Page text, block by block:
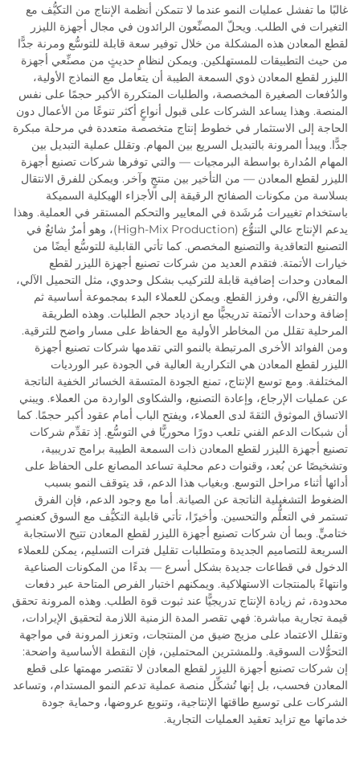
غالبًا ما تفشل عمليات النمو عندما لا تتمكن أنظمة الإنتاج من التكيُّف مع
التغيرات في الطلب. ويحلّ المصنِّعون الرائدون في مجال أجهزة الليزر
لقطع المعادن هذه المشكلة من خلال توفير سعة قابلة للتوسُّع ومرنة جدًّا
من حيث التطبيقات للمستهلكين. ويمكن لنظامٍ حديثٍ من مصنِّعي أجهزة
الليزر لقطع المعادن ذوي السمعة الطيبة أن يتعامل مع النماذج الأولية،
والدُفعات الصغيرة المخصصة، والطلبات المتكررة الأكبر حجمًا على نفس
المنصة. وهذا يساعد الشركات على قبول أنواعٍ أكثر تنوعًا من الأعمال دون
الحاجة إلى الاستثمار في خطوط إنتاج متخصصة متعددة في مرحلة مبكرة
جدًّا. ويبدأ المرونة بالتبديل السريع بين المهام. وتقلل عملية التبديل بين
المهام المُدارة بواسطة البرمجيات — والتي توفرها شركات تصنيع أجهزة
الليزر لقطع المعادن — من التأخير بين منتجٍ وآخر. ويمكن للفرق الانتقال
بسلاسة من مكونات الصفائح الرقيقة إلى الأجزاء الهيكلية السميكة
باستخدام تغييرات مُرشَدة في المعايير والتحكم المستقر في العملية. وهذا
يدعم الإنتاج عالي التنوُّع (High-Mix Production)، وهو أمرٌ شائعٌ في
التصنيع التعاقدية والتصنيع المخصص. كما تأتي القابلية للتوسُّع أيضًا من
خيارات الأتمتة. فتقدم العديد من شركات تصنيع أجهزة الليزر لقطع
المعادن وحدات إضافية قابلة للتركيب بشكل وحدوي، مثل التحميل الآلي،
والتفريغ الآلي، وفرز القطع. ويمكن للعملاء البدء بمجموعة أساسية ثم
إضافة وحدات الأتمتة تدريجيًّا مع ازدياد حجم الطلبات. وهذه الطريقة
المرحلية تقلل من المخاطر الأولية مع الحفاظ على مسار واضح للترقية.
ومن الفوائد الأخرى المرتبطة بالنمو التي تقدمها شركات تصنيع أجهزة
الليزر لقطع المعادن هي التكرارية العالية في الجودة عبر الورديات
المختلفة. ومع توسع الإنتاج، تمنع الجودة المتسقة الخسائر الخفية الناتجة
عن عمليات الإرجاع، وإعادة التصنيع، والشكاوى الواردة من العملاء. ويبني
الاتساق الموثوق الثقةَ لدى العملاء، ويفتح الباب أمام عقود أكبر حجمًا. كما
أن شبكات الدعم الفني تلعب دورًا محوريًّا في التوسُّع. إذ تقدِّم شركات
تصنيع أجهزة الليزر لقطع المعادن ذات السمعة الطيبة برامج تدريبية،
وتشخيصًا عن بُعد، وقنوات دعم محلية تساعد المصانع على الحفاظ على
أدائها أثناء مراحل التوسع. وبغياب هذا الدعم، قد يتوقف النمو بسبب
الضغوط التشغيلية الناتجة عن الصيانة. أما مع وجود الدعم، فإن الفرق
تستمر في التعلُّم والتحسين. وأخيرًا، تأتي قابلية التكيُّف مع السوق كعنصرٍ
ختاميٍّ. وبما أن شركات تصنيع أجهزة الليزر لقطع المعادن تتيح الاستجابة
السريعة للتصاميم الجديدة ومتطلبات تقليل فترات التسليم، يمكن للعملاء
الدخول في قطاعات جديدة بشكل أسرع — بدءًا من المكونات الصناعية
وانتهاءً بالمنتجات الاستهلاكية. ويمكنهم اختبار الفرص المتاحة عبر دفعات
محدودة، ثم زيادة الإنتاج تدريجيًّا عند ثبوت قوة الطلب. وهذه المرونة تحقق
قيمة تجارية مباشرة: فهي تقصر المدة الزمنية اللازمة لتحقيق الإيرادات،
وتقلل الاعتماد على مزيج ضيق من المنتجات، وتعزز المرونة في مواجهة
التحوُّلات السوقية. وللمشترين المحتملين، فإن النقطة الأساسية واضحة:
إن شركات تصنيع أجهزة الليزر لقطع المعادن لا تقتصر مهمتها على قطع
المعادن فحسب، بل إنها تُشكِّل منصة عملية تدعم النمو المستدام، وتساعد
الشركات على توسيع طاقتها الإنتاجية، وتنويع عروضها، وحماية جودة
خدماتها مع تزايد تعقيد العمليات التجارية.